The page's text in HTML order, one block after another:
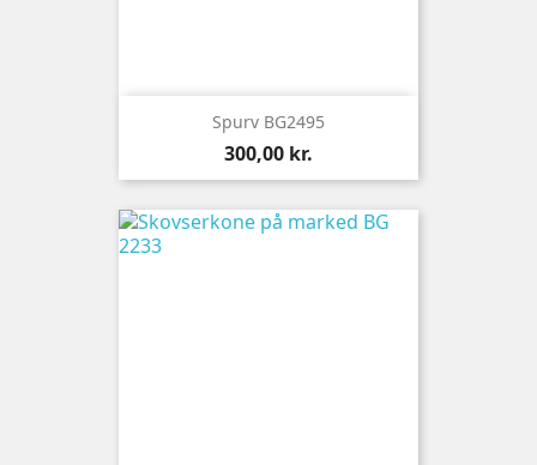
Spurv BG2495
Pris
300,00 kr.